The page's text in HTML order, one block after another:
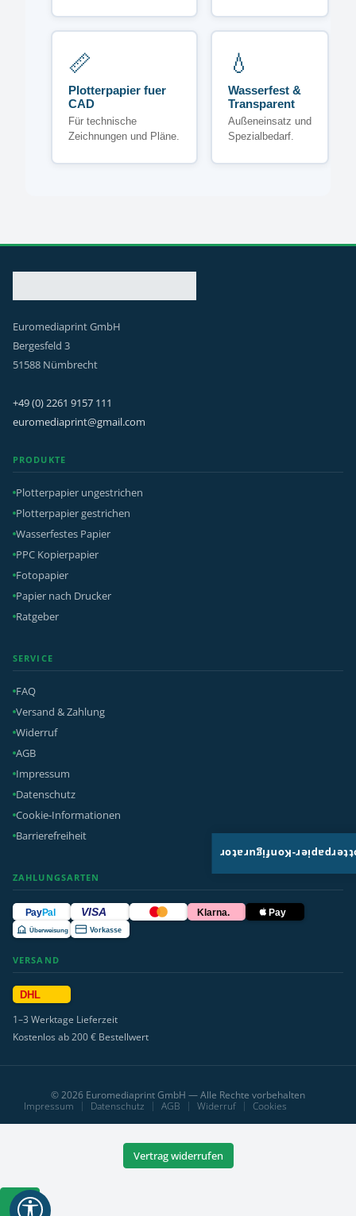
📏
Plotterpapier fuer
CAD
Für technische
Zeichnungen und Pläne.
💧
Wasserfest &
Transparent
Außeneinsatz und
Spezialbedarf.
Euromediaprint GmbH
Bergesfeld 3
51588 Nümbrecht
+49 (0) 2261 9157 111
euromediaprint@gmail.com
PRODUKTE
Plotterpapier ungestrichen
Plotterpapier gestrichen
Wasserfestes Papier
PPC Kopierpapier
Fotopapier
Papier nach Drucker
Ratgeber
SERVICE
FAQ
Versand & Zahlung
Widerruf
AGB
Impressum
Datenschutz
Cookie-Informationen
Barrierefreiheit
ZAHLUNGSARTEN
PayPal VISA Klarna. Pay
Überweisung Vorkasse
VERSAND
DHL
1–3 Werktage Lieferzeit
Kostenlos ab 200 € Bestellwert
© 2026 Euromediaprint GmbH — Alle Rechte vorbehalten
Impressum
Datenschutz AGB Widerruf Cookies
Vertrag widerrufen
Werkzeugleiste
anzeigen
Plotterpapier-